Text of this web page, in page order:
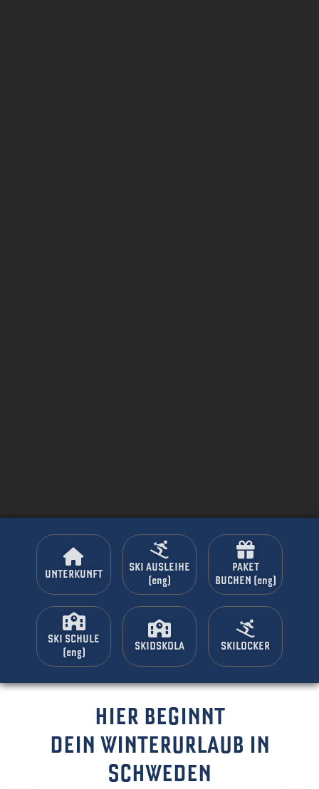
UNTERKUNFT
SKI AUSLEIHE
(eng)
PAKET
BUCHEN (eng)
SKI SCHULE
(eng)
SKIDSKOLA SKILOCKER
UNTERKUNFT
SKI AUSLEIHE
(eng)
PAKET
BUCHEN (eng)
SKI SCHULE
(eng)
SKIDSKOLA SKILOCKER
HIER BEGINNT
DEIN WINTERURLAUB IN
SCHWEDEN